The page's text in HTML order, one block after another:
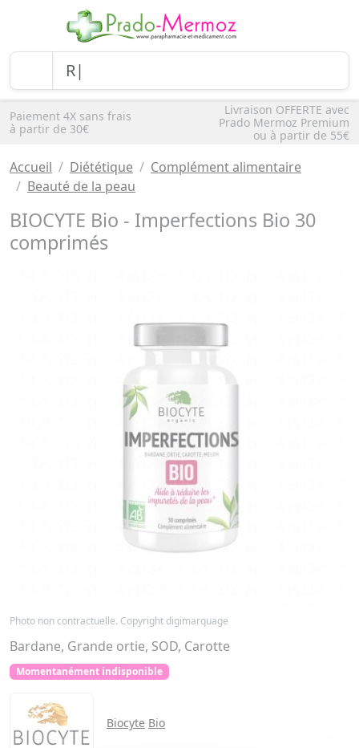
Paiement 4X sans frais
à partir de 30€
Livraison OFFERTE avec
Prado Mermoz Premium
ou à partir de 55€
Accueil Diététique
Complément alimentaire
Beauté de la peau
BIOCYTE Bio - Imperfections Bio 30
comprimés
Photo non contractuelle. Copyright digimarquage
Bardane, Grande ortie, SOD, Carotte
Momentanément indisponible
Biocyte Bio